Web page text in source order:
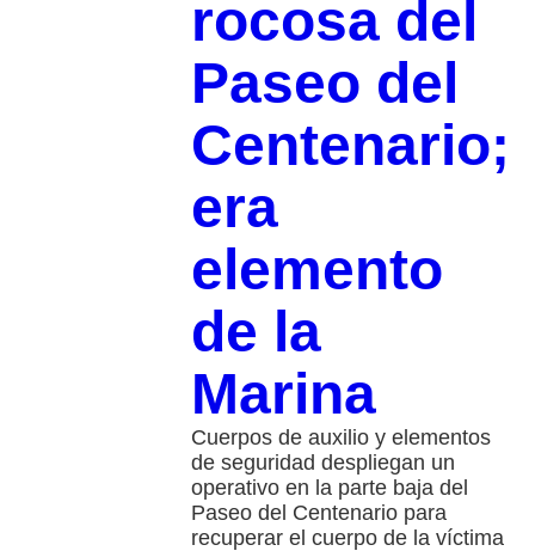
rocosa del
Paseo del
Centenario;
era
elemento
de la
Marina
Cuerpos de auxilio y elementos
de seguridad despliegan un
operativo en la parte baja del
Paseo del Centenario para
recuperar el cuerpo de la víctima